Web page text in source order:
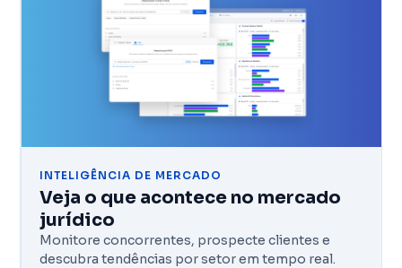
INTELIGÊNCIA DE MERCADO
Veja o que acontece no mercado
jurídico
Monitore concorrentes, prospecte clientes e
descubra tendências por setor em tempo real.